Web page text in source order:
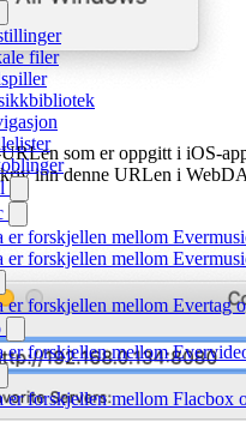
filer
er forskjellen mellom
er forskjellen mellom
er forskjellen mellom Evertag
er forskjellen mellom
er forskjellen mellom Flacbox
som er oppgitt i iOS-
inn denne URLen i